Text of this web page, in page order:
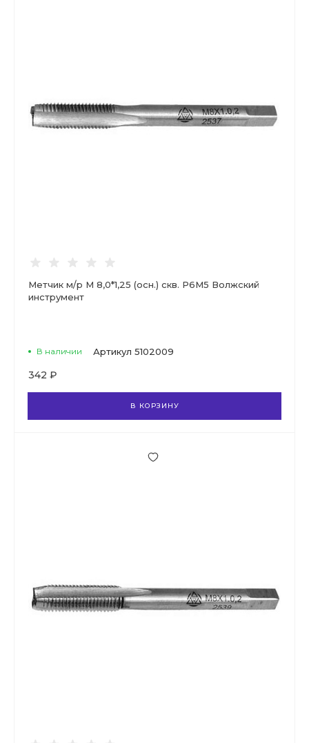
Метчик м/р М 8,0*1,25 (осн.) скв. Р6М5 Волжский
инструмент
В наличии Артикул 5102009
342 ₽
В КОРЗИНУ